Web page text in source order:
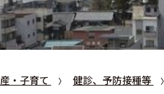
・子育て 健診、予防接種等